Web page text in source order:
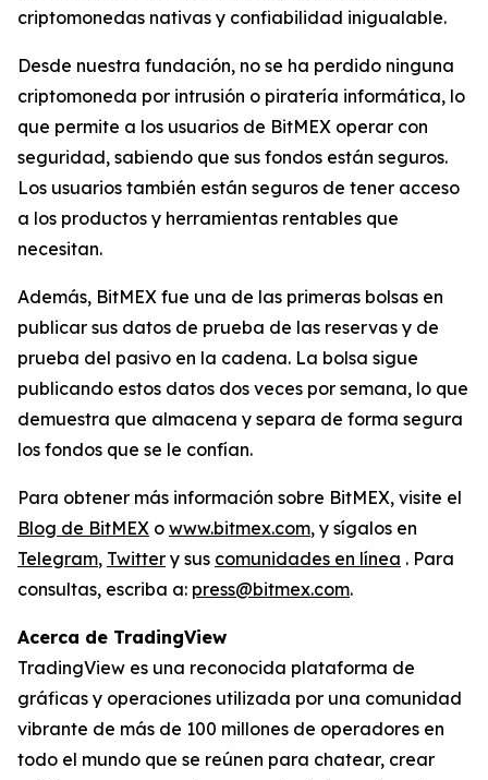
criptomonedas nativas y confiabilidad inigualable.
Desde nuestra fundación, no se ha perdido ninguna
criptomoneda por intrusión o piratería informática, lo
que permite a los usuarios de BitMEX operar con
seguridad, sabiendo que sus fondos están seguros.
Los usuarios también están seguros de tener acceso
a los productos y herramientas rentables que
necesitan.
Además, BitMEX fue una de las primeras bolsas en
publicar sus datos de prueba de las reservas y de
prueba del pasivo en la cadena. La bolsa sigue
publicando estos datos dos veces por semana, lo que
demuestra que almacena y separa de forma segura
los fondos que se le confían.
Para obtener más información sobre BitMEX, visite el
Blog de BitMEX o www.bitmex.com, y sígalos en
Telegram, Twitter y sus comunidades en línea . Para
consultas, escriba a: press@bitmex.com.
Acerca de TradingView
TradingView es una reconocida plataforma de
gráficas y operaciones utilizada por una comunidad
vibrante de más de 100 millones de operadores en
todo el mundo que se reúnen para chatear, crear